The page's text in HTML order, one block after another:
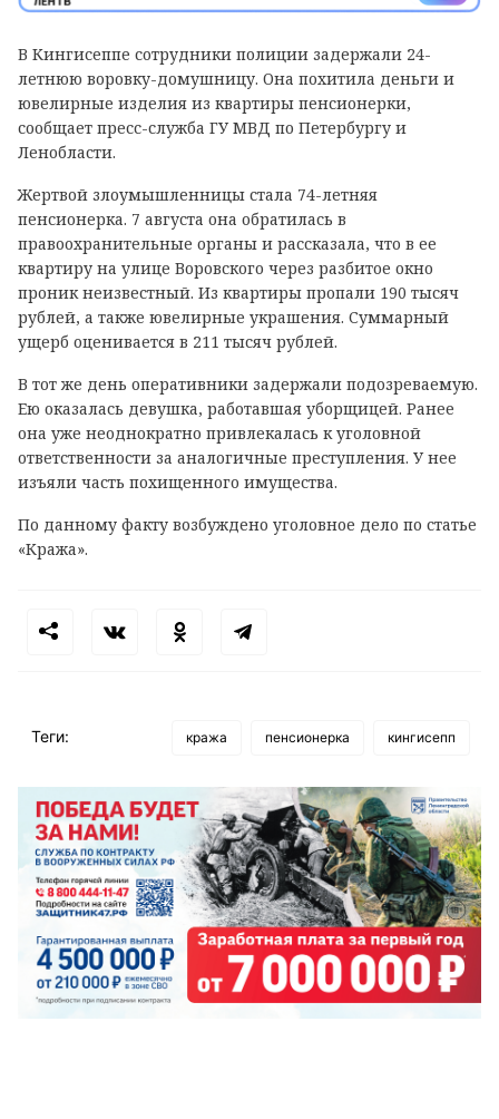
В Кингисеппе сотрудники полиции задержали 24-
летнюю воровку-домушницу. Она похитила деньги и
ювелирные изделия из квартиры пенсионерки,
сообщает пресс-служба ГУ МВД по Петербургу и
Ленобласти.
Жертвой злоумышленницы стала 74-летняя
пенсионерка. 7 августа она обратилась в
правоохранительные органы и рассказала, что в ее
квартиру на улице Воровского через разбитое окно
проник неизвестный. Из квартиры пропали 190 тысяч
рублей, а также ювелирные украшения. Суммарный
ущерб оценивается в 211 тысяч рублей.
В тот же день оперативники задержали подозреваемую.
Ею оказалась девушка, работавшая уборщицей. Ранее
она уже неоднократно привлекалась к уголовной
ответственности за аналогичные преступления. У нее
изъяли часть похищенного имущества.
По данному факту возбуждено уголовное дело по статье
«Кража».
Теги: кража пенсионерка кингисепп